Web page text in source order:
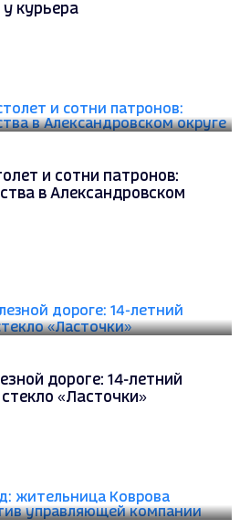
у курьера
и сотни патронов:
в Александровском
дороге: 14-летний
«Ласточки»